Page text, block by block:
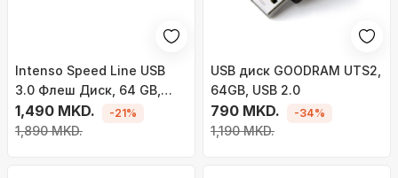
Intenso Speed Line USB
3.0 Флеш Диск, 64 GB,
Црн
1,490 MKD.
1,890 MKD.
-21%
USB диск GOODRAM UTS2,
64GB, USB 2.0
790 MKD.
1,190 MKD.
-34%